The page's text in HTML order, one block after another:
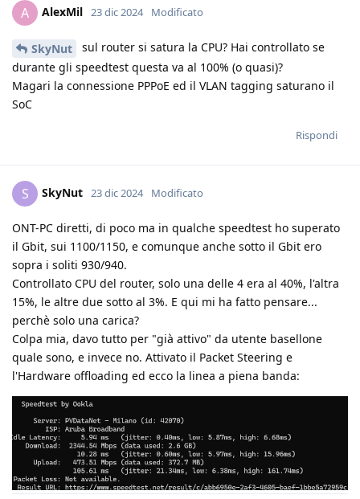
A AlexMil 23 dic 2024 Modificato
SkyNut
sul router si satura la CPU? Hai controllato se
durante gli speedtest questa va al 100% (o quasi)?
Magari la connessione PPPoE ed il VLAN tagging saturano il
SoC
Rispondi
S SkyNut 23 dic 2024 Modificato
ONT-PC diretti, di poco ma in qualche speedtest ho superato
il Gbit, sui 1100/1150, e comunque anche sotto il Gbit ero
sopra i soliti 930/940.
Controllato CPU del router, solo una delle 4 era al 40%, l'altra
15%, le altre due sotto al 3%. E qui mi ha fatto pensare...
perchè solo una carica?
Colpa mia, davo tutto per "già attivo" da utente basellone
quale sono, e invece no. Attivato il Packet Steering e
l'Hardware offloading ed ecco la linea a piena banda: